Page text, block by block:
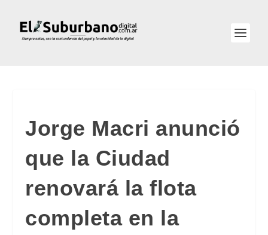
Jorge Macri anunció
que la Ciudad
renovará la flota
completa en la